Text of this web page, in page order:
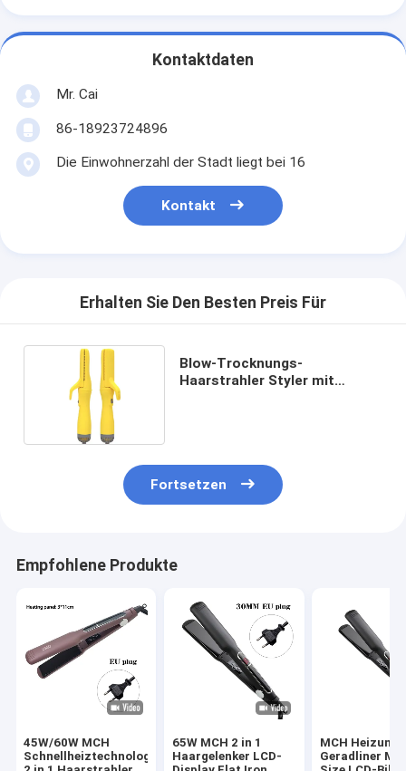
Kontaktdaten
Mr. Cai
86-18923724896
Die Einwohnerzahl der Stadt liegt bei 16
Kontakt
Erhalten Sie Den Besten Preis Für
Blow-Trocknungs-
Haarstrahler Styler mit
Fortsetzen
Empfohlene Produkte
45W/60W MCH
Schnellheiztechnologie
65W MCH 2 in 1
Haargelenker LCD-
MCH Heizung
Geradliner